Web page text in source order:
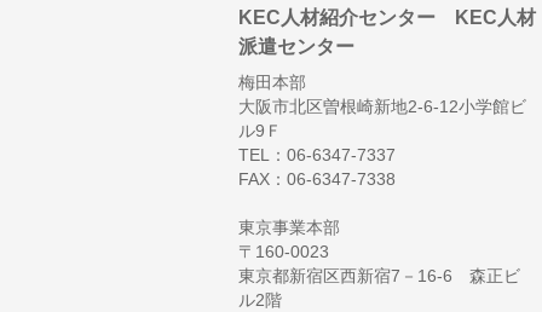
KEC人材紹介センター KEC人材
派遣センター
梅田本部
大阪市北区曽根崎新地2-6-12小学館ビ
ル9Ｆ
TEL：06-6347-7337
FAX：06-6347-7338
東京事業本部
〒160-0023
東京都新宿区西新宿7－16-6 森正ビ
ル2階